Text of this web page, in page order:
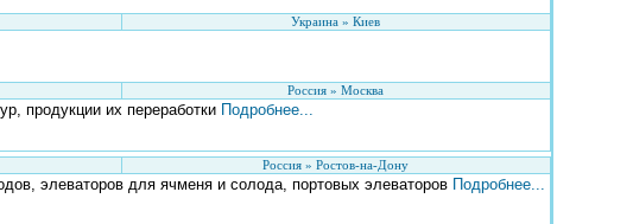
Украина » Киев
Россия » Москва
продукции их переработкиПодробнее...
Россия » Ростов-на-Дону
элеваторов для ячменя и солода, портовых элеваторовПодробнее...